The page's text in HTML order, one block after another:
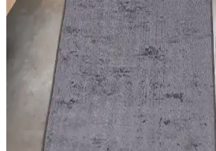
Modelleri ve Uygun Seçim
Yatak odası dekorasyonunda modern
desen uyumu, kullanım önerileri ve seçim
fonksiyonel alanlar yaratın.
Halise Home Halı: Kaliteli ve
Seçenekleri ile Mekânlarınızı
Halise Home Halı, çeşitli desen ve renk